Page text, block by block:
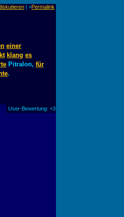
| >Permalink
einer
klang es
Pitralon, für
.
User-Bewertung: +3